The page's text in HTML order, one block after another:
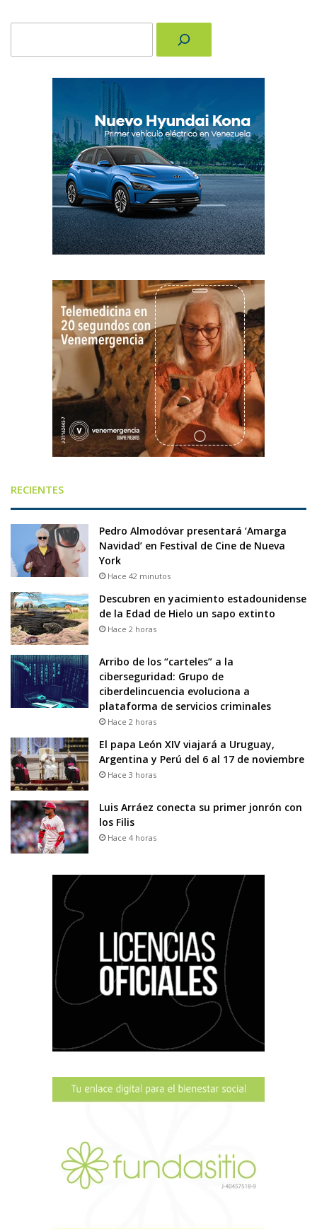
RECIENTES
Pedro Almodóvar presentará ‘Amarga
Navidad’ en Festival de Cine de Nueva
York
Hace 42 minutos
Descubren en yacimiento estadounidense
de la Edad de Hielo un sapo extinto
Hace 2 horas
Arribo de los “carteles” a la
ciberseguridad: Grupo de
ciberdelincuencia evoluciona a
plataforma de servicios criminales
Hace 2 horas
El papa León XIV viajará a Uruguay,
Argentina y Perú del 6 al 17 de noviembre
Hace 3 horas
Luis Arráez conecta su primer jonrón con
los Filis
Hace 4 horas